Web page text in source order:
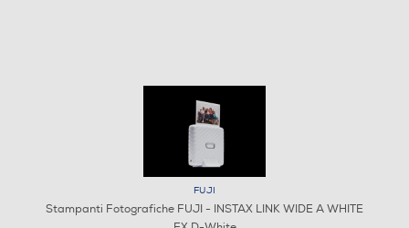
FUJI
Stampanti Fotografiche FUJI - INSTAX LINK WIDE A WHITE